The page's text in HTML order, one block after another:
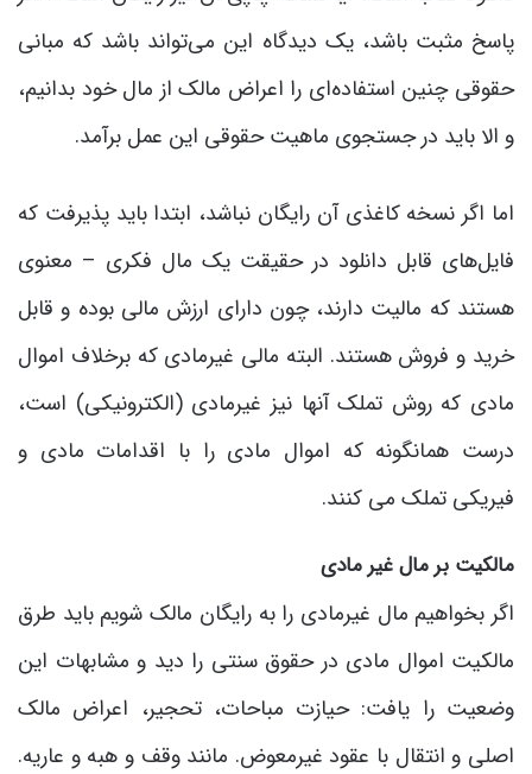
پاسخ مثبت باشد، یک دیدگاه این می‌تواند باشد که مبانی
حقوقی چنین استفاده‌ای را اعراض مالک از مال خود بدانیم،
و الا باید در جستجوی ماهیت حقوقی این عمل برآمد.
اما اگر نسخه کاغذی آن رایگان نباشد، ابتدا باید پذیرفت که
فایل‌های قابل دانلود در حقیقت یک مال فکری – معنوی
هستند که مالیت دارند، چون دارای ارزش مالی بوده و قابل
خرید و فروش هستند. البته مالی غیرمادی که برخلاف اموال
مادی که روش تملک آنها نیز غیرمادی (الکترونیکی) است،
درست همانگونه که اموال مادی را با اقدامات مادی و
فیریکی تملک می کنند.
مالکیت بر مال غیر مادی
اگر بخواهیم مال غیرمادی را به رایگان مالک شویم باید طرق
مالکیت اموال مادی در حقوق سنتی را دید و مشابهات این
وضعیت را یافت: حیازت مباحات، تحجیر، اعراض مالک
اصلی و انتقال با عقود غیرمعوض. مانند وقف و هبه و عاریه.